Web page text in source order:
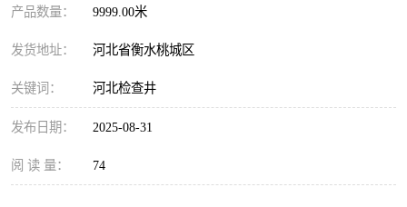
产品数量： 9999.00米
发货地址： 河北省衡水桃城区
关键词： 河北检查井
发布日期： 2025-08-31
阅 读 量： 74